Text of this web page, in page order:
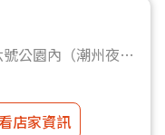
公園內（潮州夜市
店家資訊